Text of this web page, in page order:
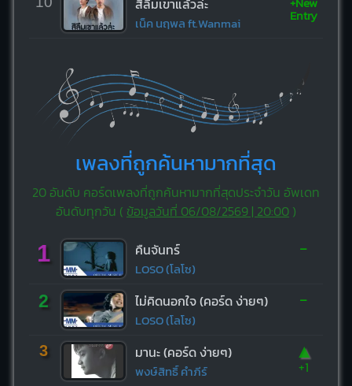
เน็ค นฤพล ft.Wanmai Entry
เพลงที่ถูกค้นหามากที่สุด
20 อันดับ คอร์ดเพลงที่ถูกค้นหามากที่สุดประจำวัน อัพเดท
อันดับทุกวัน ( ข้อมูลวันที่ 06/08/2569 | 20:00)
1 คืนจันทร์
LOSO (โลโซ)
-
2 ไม่คิดนอกใจ (คอร์ด ง่ายๆ)
LOSO (โลโซ)
-
3 มานะ (คอร์ด ง่ายๆ)
พงษ์สิทธิ์ คำภีร์
▲
+1